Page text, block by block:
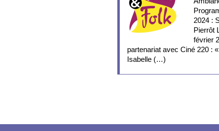
2024 :
Pierrôt
février
partenariat avec Ciné 220 :
Isabelle (…)